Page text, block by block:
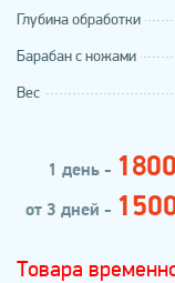
Глубина обработки
Барабан с ножами
Вес
1 день - 1800
от 3 дней -
Товара